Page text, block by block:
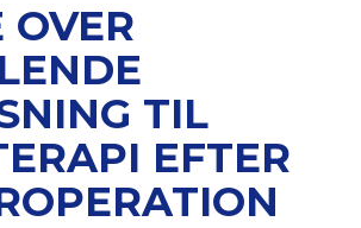
OVER
TIL
EFTER